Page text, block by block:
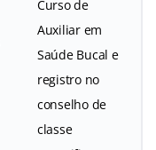
Curso de
Auxiliar em
Saúde Bucal e
registro no
conselho de
classe